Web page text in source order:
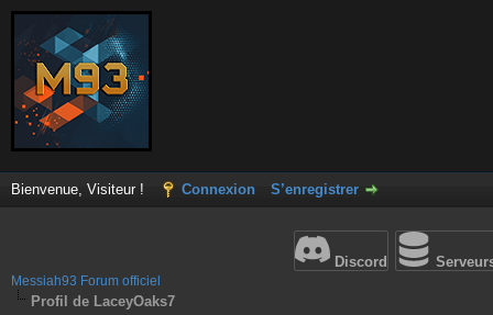
Bienvenue, Visiteur ! Connexion S’enregistrer
Discord
Messiah93 Forum officiel
Profil de LaceyOaks7